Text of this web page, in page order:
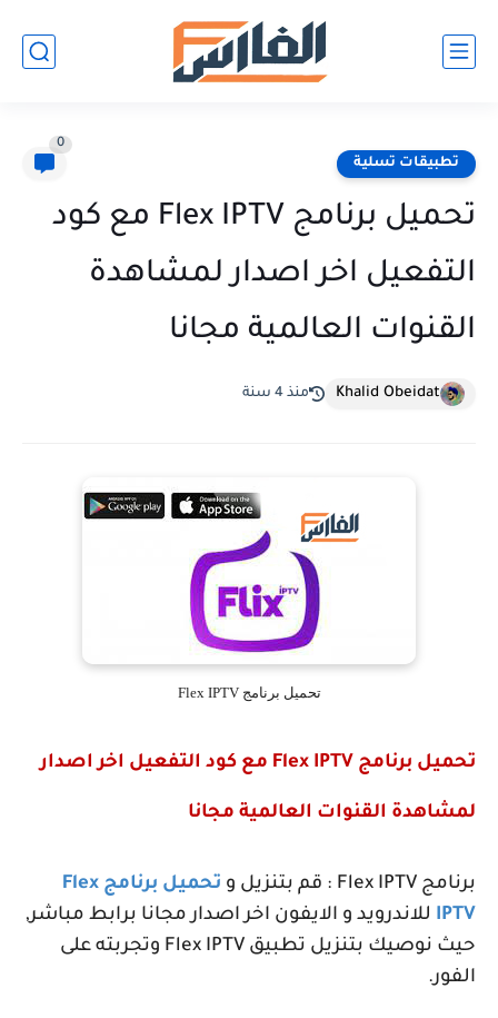
تطبيقات تسلية
0
تحميل برنامج Flex IPTV مع كود
التفعيل اخر اصدار لمشاهدة
القنوات العالمية مجانا
Khalid Obeidat منذ 4 سنة
تحميل برنامج Flex IPTV
تحميل برنامج Flex IPTV مع كود التفعيل اخر اصدار
لمشاهدة القنوات العالمية مجانا
برنامج Flex IPTV : قم بتنزيل و تحميل برنامج Flex
IPTV للاندرويد و الايفون اخر اصدار مجانا برابط مباشر,
حيث نوصيك بتنزيل تطبيق Flex IPTV وتجربته على
الفور.